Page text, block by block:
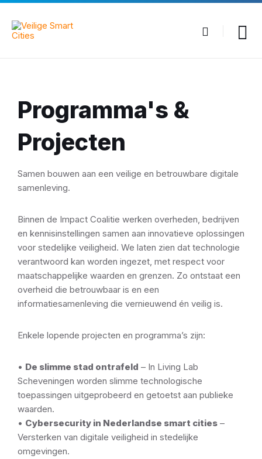
Skip
content
Skip
main
navigation
Skip
footer
Programma's &
Projecten
Samen bouwen aan een veilige en betrouwbare digitale
samenleving.
Binnen de Impact Coalitie werken overheden, bedrijven
en kennisinstellingen samen aan innovatieve oplossingen
voor stedelijke veiligheid. We laten zien dat technologie
verantwoord kan worden ingezet, met respect voor
maatschappelijke waarden en grenzen. Zo ontstaat een
overheid die betrouwbaar is en een
informatiesamenleving die vernieuwend én veilig is.
Enkele lopende projecten en programma’s zijn:
• De slimme stad ontrafeld – In Living Lab
Scheveningen worden slimme technologische
toepassingen uitgeprobeerd en getoetst aan publieke
waarden.
• Cybersecurity in Nederlandse smart cities –
Versterken van digitale veiligheid in stedelijke
omgevingen.